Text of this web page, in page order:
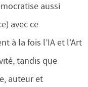
aussi
avec ce
à la fois l’IA et l’Art
tandis que
auteur et